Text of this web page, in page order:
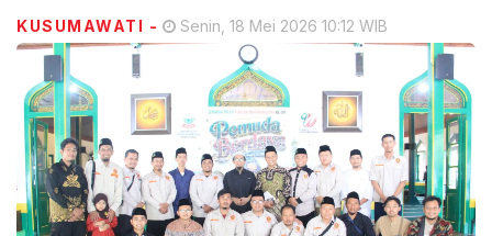
KUSUMAWATI - Senin, 18 Mei 2026 10:12 WIB